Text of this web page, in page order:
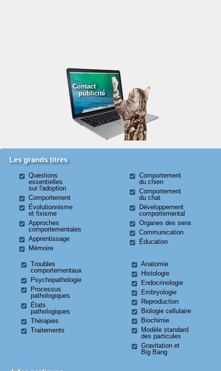
Contact
publicité
Les grands titres
Questions
essentielles
sur l'adoption
Comportement
Évolutionnisme
et fixisme
Approches
comportementales
Apprentissage
Mémoire
Comportement
du chien
Comportement
du chat
Développement
comportemental
Organes des sens
Communication
Éducation
Troubles
comportementaux
Psychopathologie
Processus
pathologiques
États
pathologiques
Thérapies
Traitements
Anatomie
Histologie
Endocrinologie
Embryologie
Reproduction
Biologie cellulaire
Biochimie
Modèle standard
des particules
Gravitation et
Big Bang